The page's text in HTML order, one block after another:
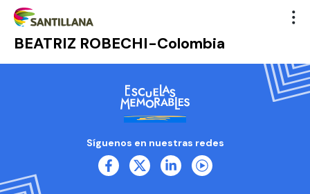
BEATRIZ ROBECHI-Colombia
Síguenos en nuestras redes